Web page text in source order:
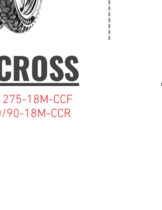
275-18M-CCF
90-18M-CCR